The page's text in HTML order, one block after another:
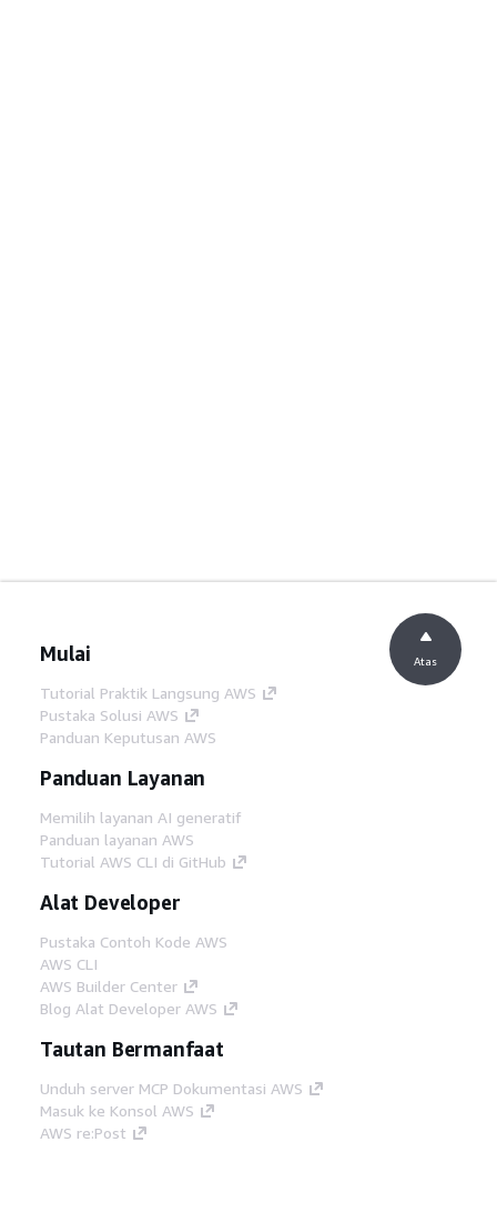
Mulai
Tutorial Praktik Langsung AWS
Pustaka Solusi AWS
Panduan Keputusan AWS
Panduan Layanan
Memilih layanan AI generatif
Panduan layanan AWS
Tutorial AWS CLI di GitHub
Alat Developer
Pustaka Contoh Kode AWS
AWS CLI
AWS Builder Center
Blog Alat Developer AWS
Tautan Bermanfaat
Unduh server MCP Dokumentasi AWS
Masuk ke Konsol AWS
AWS re:Post
Atas